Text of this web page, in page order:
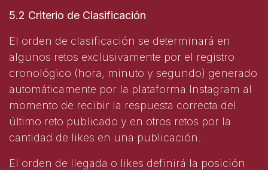
5.2 Criterio de Clasificación
El orden de clasificación se determinará en
algunos retos exclusivamente por el registro
cronológico (hora, minuto y segundo) generado
automáticamente por la plataforma Instagram al
momento de recibir la respuesta correcta del
último reto publicado y en otros retos por la
cantidad de likes en una publicación.
El orden de llegada o likes definirá la posición